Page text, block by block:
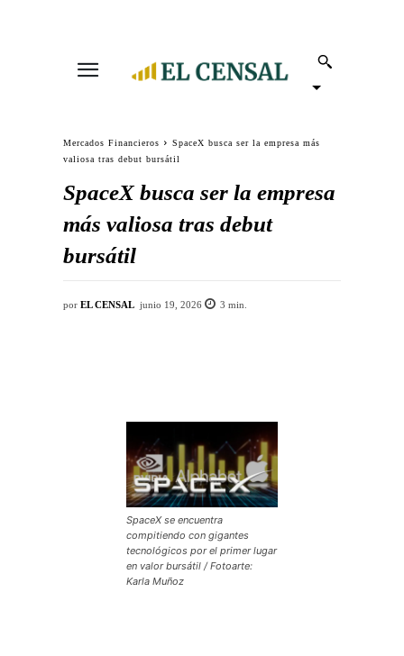
Mercados Financieros
SpaceX busca ser la empresa más
valiosa tras debut bursátil
SpaceX busca ser la empresa
más valiosa tras debut
bursátil
por EL CENSAL junio 19, 2026 3 min.
SpaceX se encuentra
compitiendo con gigantes
tecnológicos por el primer lugar
en valor bursátil / Fotoarte:
Karla Muñoz